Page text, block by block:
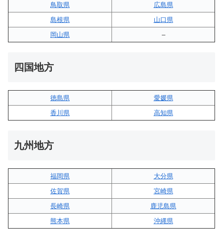
鳥取県
広島県
島根県
山口県
岡山県
–
四国地方
徳島県
愛媛県
香川県
高知県
九州地方
福岡県
大分県
佐賀県
宮崎県
長崎県
鹿児島県
熊本県
沖縄県